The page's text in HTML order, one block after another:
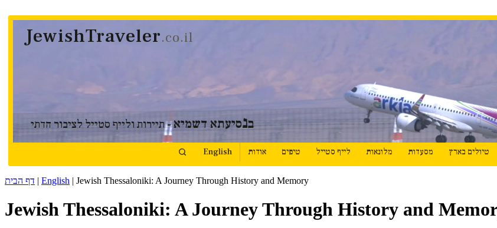
JewishTraveler.co.il
בנסיעתא דשמיא- תיירות ולייף סטייל לציבור הדתי
טיולים בארץ מסעדות מלונאות לייף סטייל טיפים אודות English
דף הבית | English | Jewish Thessaloniki: A Journey Through History and Memory
Jewish Thessaloniki: A Journey Through History and